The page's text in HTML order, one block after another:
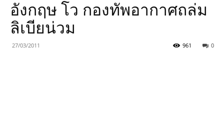
อังกฤษ โว กองทัพอากาศถล่ม
ลิเบียน่วม
27/03/2011 0
961